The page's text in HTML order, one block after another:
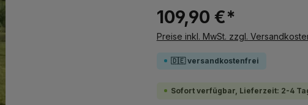
109,90 €*
Preise inkl. MwSt. zzgl.
🇩🇪 versandkostenfrei
Sofort verfügbar, Lieferzeit: 2-4